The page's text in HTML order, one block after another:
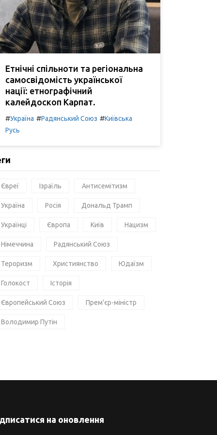
Етнічні спільноти та регіональна
самосвідомість української
нації: етнографічний
калейдоскоп Карпат.
#Україна #Радянський Союз #Київська
Русь
Євреї Ізраїль Антисемітизм
Україна Росія Дональд Трамп
Українці Європа Київ Нацизм
Німеччина Радянський Союз
Тероризм Християнство Юдаїзм
Голокост Історія
Європейський Союз Прем'єр-міністр
Володимир Путін
на оновлення